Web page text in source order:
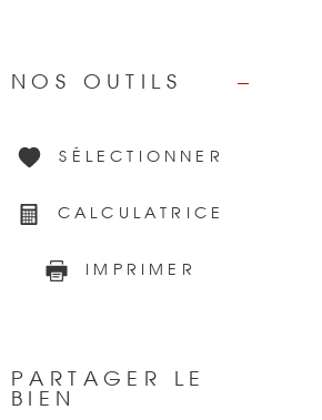
NOS OUTILS
SÉLECTIONNER
CALCULATRICE
IMPRIMER
PARTAGER LE
BIEN